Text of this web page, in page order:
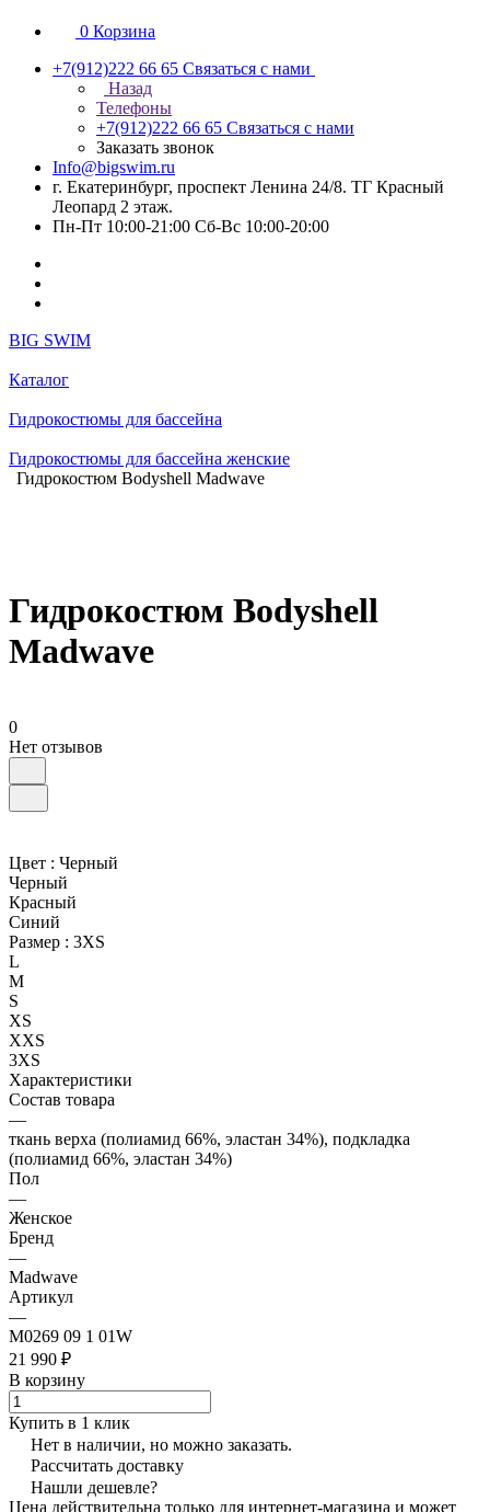
0 Корзина
+7(912)222 66 65 Связаться с нами
Назад
Телефоны
+7(912)222 66 65 Связаться с нами
Заказать звонок
Info@bigswim.ru
г. Екатеринбург, проспект Ленина 24/8. ТГ Красный
Леопард 2 этаж.
Пн-Пт 10:00-21:00 Сб-Вс 10:00-20:00
BIG SWIM
Каталог
Гидрокостюмы для бассейна
Гидрокостюмы для бассейна женские
Гидрокостюм Bodyshell Madwave
Гидрокостюм Bodyshell
Madwave
0
Нет отзывов
Цвет : Черный
Черный
Красный
Синий
Размер : 3XS
L
M
S
XS
XXS
3XS
Характеристики
Состав товара
—
ткань верха (полиамид 66%, эластан 34%), подкладка
(полиамид 66%, эластан 34%)
Пол
—
Женское
Бренд
—
Madwave
Артикул
—
M0269 09 1 01W
21 990 ₽
В корзину
Купить в 1 клик
Нет в наличии, но можно заказать.
Рассчитать доставку
Нашли дешевле?
Цена действительна только для интернет-магазина и может